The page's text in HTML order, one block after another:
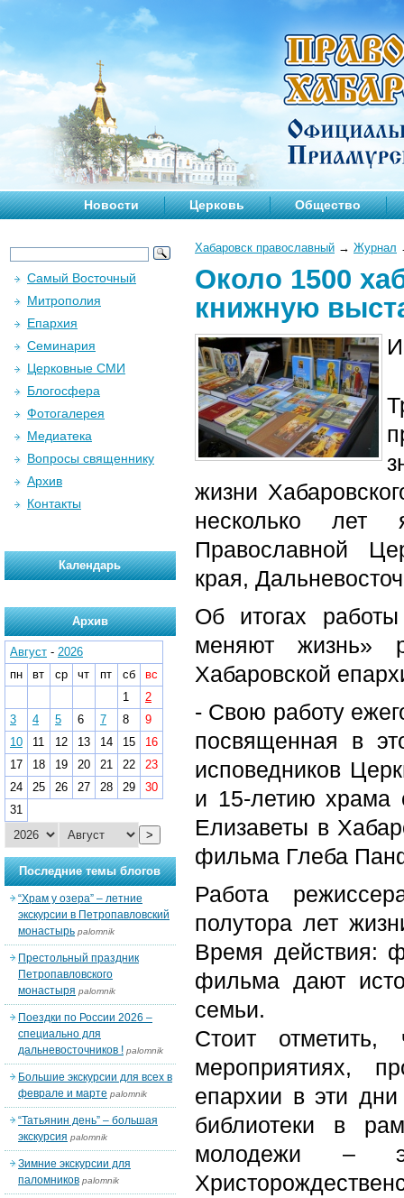
Новости Церковь Общество
Хабаровск православный → Журнал
Около 1500
книжную
жизни
несколько лет
Православной
края,
Об итогах
меняют жизнь»
Хабаровской
- Свою работу
посвященная в
исповедников
и 15-летию храма
Елизаветы в
фильма Глеба
Работа
полутора лет
Время действия:
фильма дают
семьи.
Стоит
мероприятиях,
епархии в эти дни
библиотеки в
молодежи –
Самый Восточный
Митрополия
Епархия
Семинария
Церковные СМИ
Блогосфера
Фотогалерея
Медиатека
Вопросы священнику
Архив
Контакты
Календарь
Архив
Август - 2026
пн
вт ср чт пт сб
вс
1
2
3
4 5 6 7 8
9
10
11 12 13 14 15
16
17
18 19 20 21 22
23
24
25 26 27 28 29
30
31
>
Последние темы блогов
“Храм у озера” – летние
экскурсии в Петропавловский
монастырь palomnik
Престольный праздник
Петропавловского
монастыря palomnik
Поездки по России 2026 –
специально для
дальневосточников ! palomnik
Большие экскурсии для всех в
феврале и марте palomnik
“Татьянин день” – большая
экскурсия palomnik
Зимние экскурсии для
паломников palomnik